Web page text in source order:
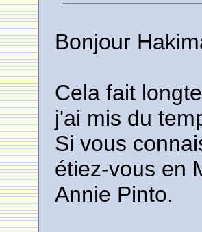
Bonjour
Cela fait
j'ai mis du
Si vous
étiez-vous en
Annie Pinto.